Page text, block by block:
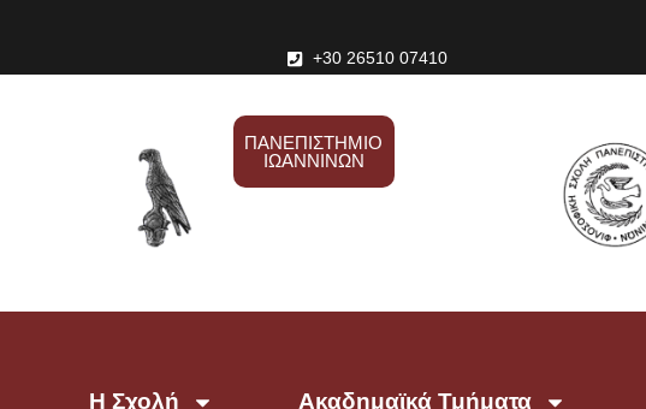
+30 26510 07410
ΠΑΝΕΠΙΣΤΗΜΙΟ
ΙΩΑΝΝΙΝΩΝ
Η Σχολή Ακαδημαϊκά Τμήματα